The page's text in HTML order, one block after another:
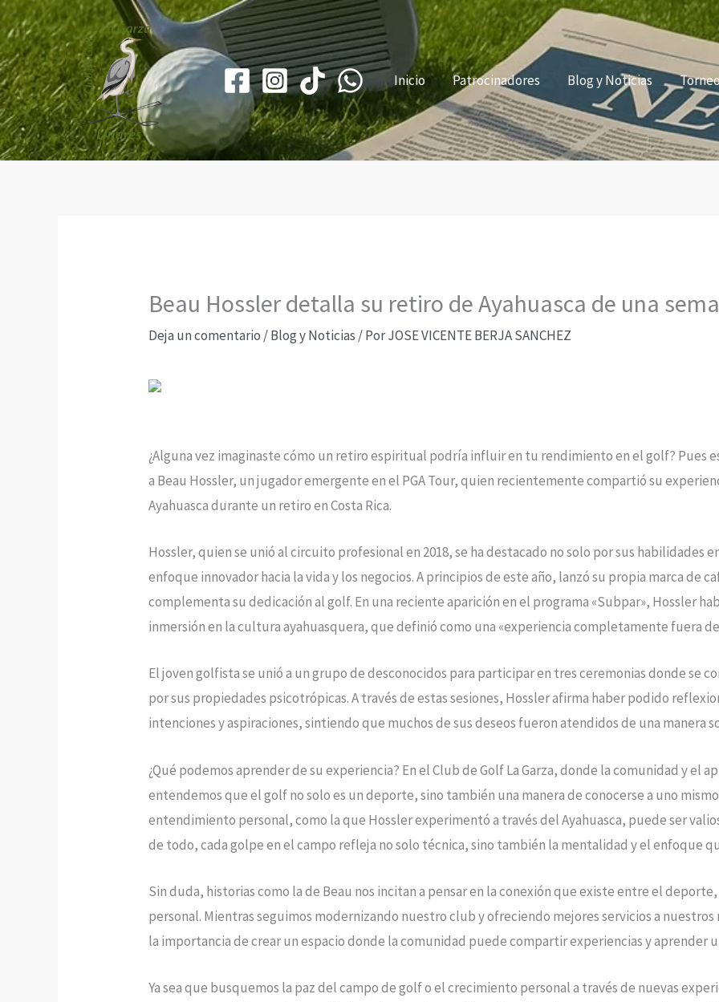
Ir
al
contenido
Inicio
Patrocinadores Blog y Noticias
Beau Hossler detalla su retiro de Ayahuasca de una
Deja un comentario /Blog y Noticias / PorJOSE VICENTE BERJA SANCHEZ
¿Alguna vez imaginaste cómo un retiro espiritual podría influir en tu rendimiento en el golf? Pues
a Beau Hossler, un jugador emergente en el PGA Tour, quien recientemente compartió su
Ayahuasca durante un retiro en Costa Rica.
Hossler, quien se unió al circuito profesional en 2018, se ha destacado no solo por sus habilidades
enfoque innovador hacia la vida y los negocios. A principios de este año, lanzó su propia marca de
complementa su dedicación al golf. En una reciente aparición en el programa «Subpar», Hossler
inmersión en la cultura ayahuasquera, que definió como una «experiencia completamente fuera
El joven golfista se unió a un grupo de desconocidos para participar en tres ceremonias donde se
por sus propiedades psicotrópicas. A través de estas sesiones, Hossler afirma haber podido
intenciones y aspiraciones, sintiendo que muchos de sus deseos fueron atendidos de una manera
¿Qué podemos aprender de su experiencia? En el Club de Golf La Garza, donde la comunidad y el
entendemos que el golf no solo es un deporte, sino también una manera de conocerse a uno
entendimiento personal, como la que Hossler experimentó a través del Ayahuasca, puede ser
de todo, cada golpe en el campo refleja no solo técnica, sino también la mentalidad y el enfoque
Sin duda, historias como la de Beau nos incitan a pensar en la conexión que existe entre el
personal. Mientras seguimos modernizando nuestro club y ofreciendo mejores servicios a
la importancia de crear un espacio donde la comunidad puede compartir experiencias y aprender
Ya sea que busquemos la paz del campo de golf o el crecimiento personal a través de nuevas